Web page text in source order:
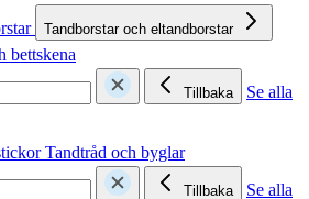
Tandborstar och eltandborstar
bettskena
Tillbaka
Se alla
Tandtråd och byglar
Tillbaka
Se alla